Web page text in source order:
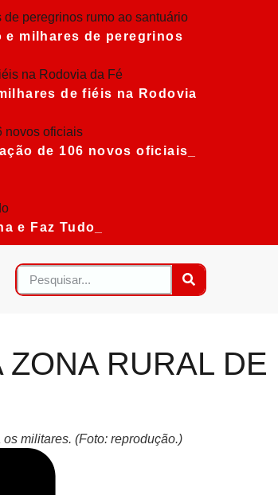
e milhares de peregrinos
de fiéis na Rodovia
de 106 novos oficiais
e Faz Tudo
RURAL DE
militares. (Foto: reprodução.)